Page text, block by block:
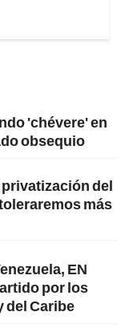
'chévere' en
obsequio
privatización del
más
EN
por los
del Caribe